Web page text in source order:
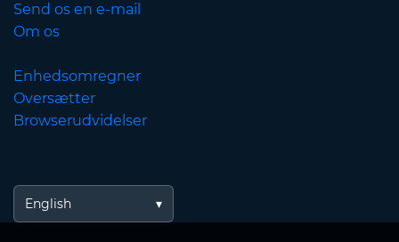
Send os en e-mail
Om os
Enhedsomregner
Oversætter
Browserudvidelser
English